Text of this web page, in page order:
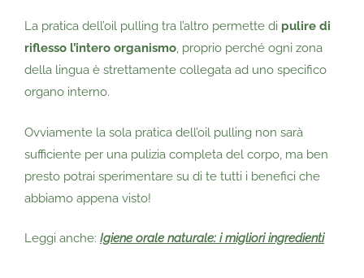
La pratica dell’oil pulling tra l’altro permette di pulire di
riflesso l’intero organismo, proprio perché ogni zona
della lingua è strettamente collegata ad uno specifico
organo interno.
Ovviamente la sola pratica dell’oil pulling non sarà
sufficiente per una pulizia completa del corpo, ma ben
presto potrai sperimentare su di te tutti i benefici che
abbiamo appena visto!
Leggi anche: Igiene orale naturale: i migliori ingredienti